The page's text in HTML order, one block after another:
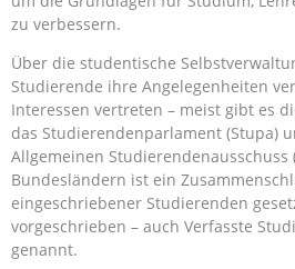
zu verbessern.
Über die studentische
Studierende ihre Angelegenheiten
Interessen vertreten – meist gibt es
das Studierendenparlament (Stupa)
Allgemeinen Studierendenausschuss
Bundesländern ist ein
eingeschriebener Studierenden
vorgeschrieben – auch Verfasste
genannt.